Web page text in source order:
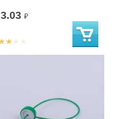
3.03 ₽